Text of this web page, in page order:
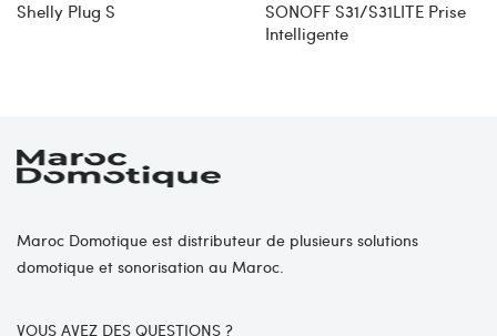
Shelly Plug S
SONOFF S31/S31LITE Prise
Intelligente
Maroc Domotique est distributeur de plusieurs solutions
domotique et sonorisation au Maroc.
VOUS AVEZ DES QUESTIONS ?